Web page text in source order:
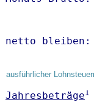
netto
ausführlicher
Jahresbeträge1